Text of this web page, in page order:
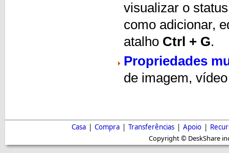
visualizar o
como adicionar,
atalho Ctrl + G.
Propriedades
de imagem,
Casa | Compra | Transferências | Apoio |
Copyright © DeskShare